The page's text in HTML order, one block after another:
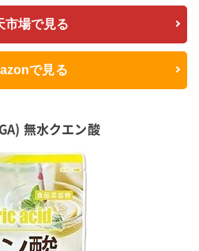
市場で見る
で見る
無水クエン酸